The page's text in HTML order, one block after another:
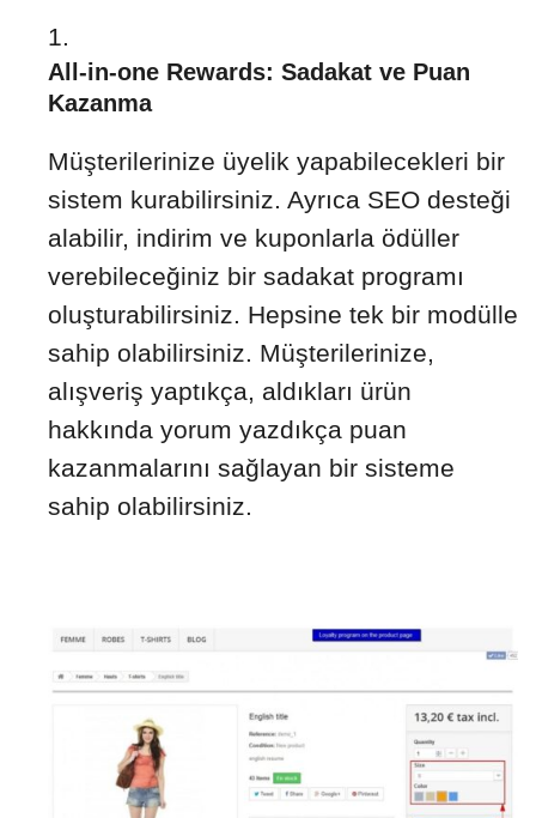
All-in-one Rewards: Sadakat ve Puan
Kazanma
Müşterilerinize üyelik yapabilecekleri bir
sistem kurabilirsiniz. Ayrıca SEO desteği
alabilir, indirim ve kuponlarla ödüller
verebileceğiniz bir sadakat programı
oluşturabilirsiniz. Hepsine tek bir modülle
sahip olabilirsiniz. Müşterilerinize,
alışveriş yaptıkça, aldıkları ürün
hakkında yorum yazdıkça puan
kazanmalarını sağlayan bir sisteme
sahip olabilirsiniz.